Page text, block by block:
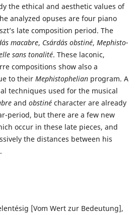
the ethical and aesthetic values of
analyzed opuses are four piano
late composition period. The
macabre, Csárdás obstiné, Mephisto-
sans tonalité. These laconic,
compositions show also a
to their Mephistophelianprogram. A
techniques used for the musical
and obstinécharacter are already
period, but there are a few new
occur in these late pieces, and
the distances between his
[Vom Wert zur Bedeutung],